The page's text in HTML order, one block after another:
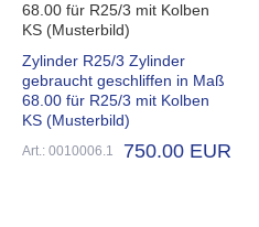
Zylinder R25/3 Zylinder
gebraucht geschliffen in Maß
68.00 für R25/3 mit Kolben
KS (Musterbild)
Art.: 0010006.1 750.00 EUR